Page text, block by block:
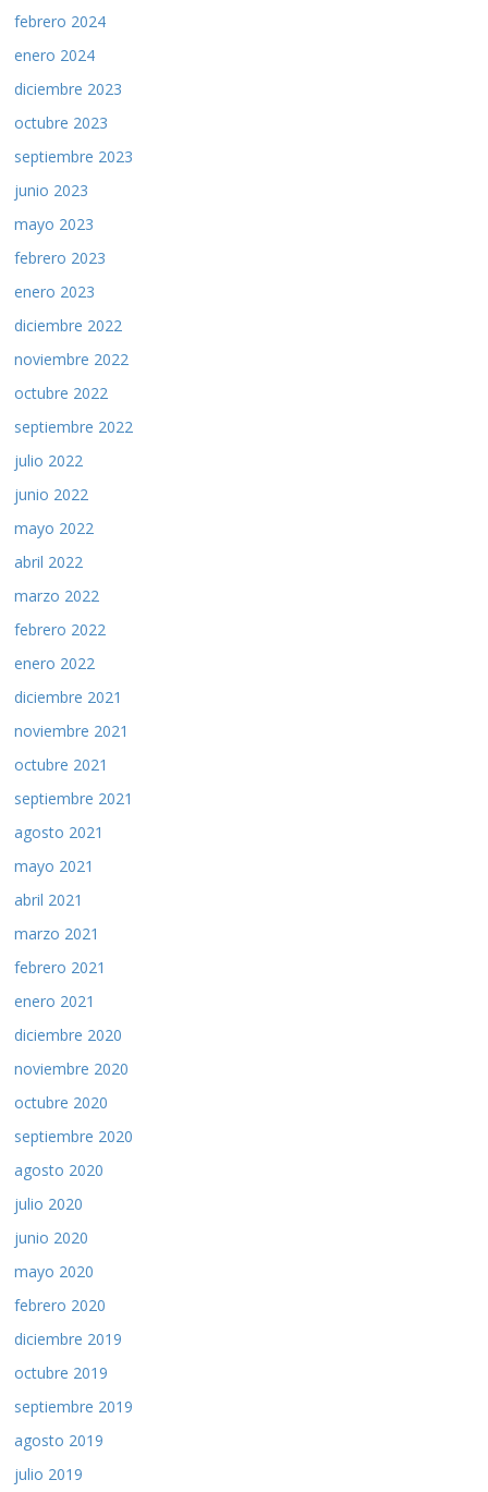
febrero 2024
enero 2024
diciembre 2023
octubre 2023
septiembre 2023
junio 2023
mayo 2023
febrero 2023
enero 2023
diciembre 2022
noviembre 2022
octubre 2022
septiembre 2022
julio 2022
junio 2022
mayo 2022
abril 2022
marzo 2022
febrero 2022
enero 2022
diciembre 2021
noviembre 2021
octubre 2021
septiembre 2021
agosto 2021
mayo 2021
abril 2021
marzo 2021
febrero 2021
enero 2021
diciembre 2020
noviembre 2020
octubre 2020
septiembre 2020
agosto 2020
julio 2020
junio 2020
mayo 2020
febrero 2020
diciembre 2019
octubre 2019
septiembre 2019
agosto 2019
julio 2019